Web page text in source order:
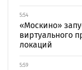
5:54
«Москино»
виртуального
локаций
5:59